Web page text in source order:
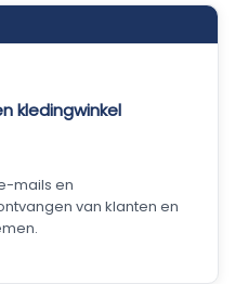
kledingwinkel
mails en
van klanten en